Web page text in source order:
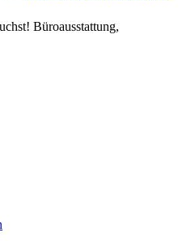
Büroausstattung,